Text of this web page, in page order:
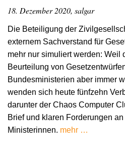
18. Dezember 2020, salgar
Die Beteiligung der
externem Sachverstand für
mehr nur simuliert werden: Weil
Beurteilung von
Bundesministerien aber immer
wenden sich heute fünfzehn
darunter der Chaos Computer
Brief und klaren Forderungen
Ministerinnen. mehr …